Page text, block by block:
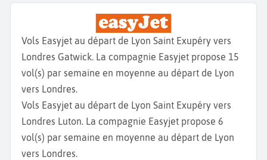
Vols Easyjet au départ de Lyon Saint Exupéry vers
Londres Gatwick. La compagnie Easyjet propose 15
vol(s) par semaine en moyenne au départ de Lyon
vers Londres.
Vols Easyjet au départ de Lyon Saint Exupéry vers
Londres Luton. La compagnie Easyjet propose 6
vol(s) par semaine en moyenne au départ de Lyon
vers Londres.